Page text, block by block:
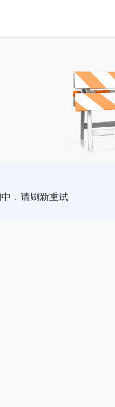
，请刷新重试